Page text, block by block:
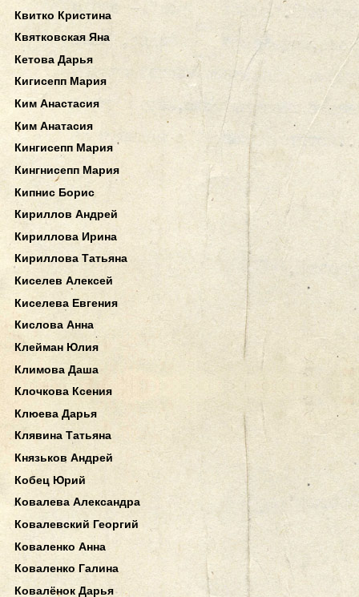
Квитко Кристина
Квятковская Яна
Кетова Дарья
Кигисепп Мария
Ким Анастасия
Ким Анатасия
Кингисепп Мария
Кингнисепп Мария
Кипнис Борис
Кириллов Андрей
Кириллова Ирина
Кириллова Татьяна
Киселев Алексей
Киселева Евгения
Кислова Анна
Клейман Юлия
Климова Даша
Клочкова Ксения
Клюева Дарья
Клявина Татьяна
Князьков Андрей
Кобец Юрий
Ковалева Александра
Ковалевский Георгий
Коваленко Анна
Коваленко Галина
Ковалёнок Дарья